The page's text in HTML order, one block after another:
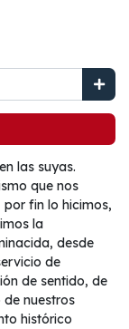
las suyas.
que nos
fin lo hicimos,
la
desde
de
de sentido, de
nuestros
histórico